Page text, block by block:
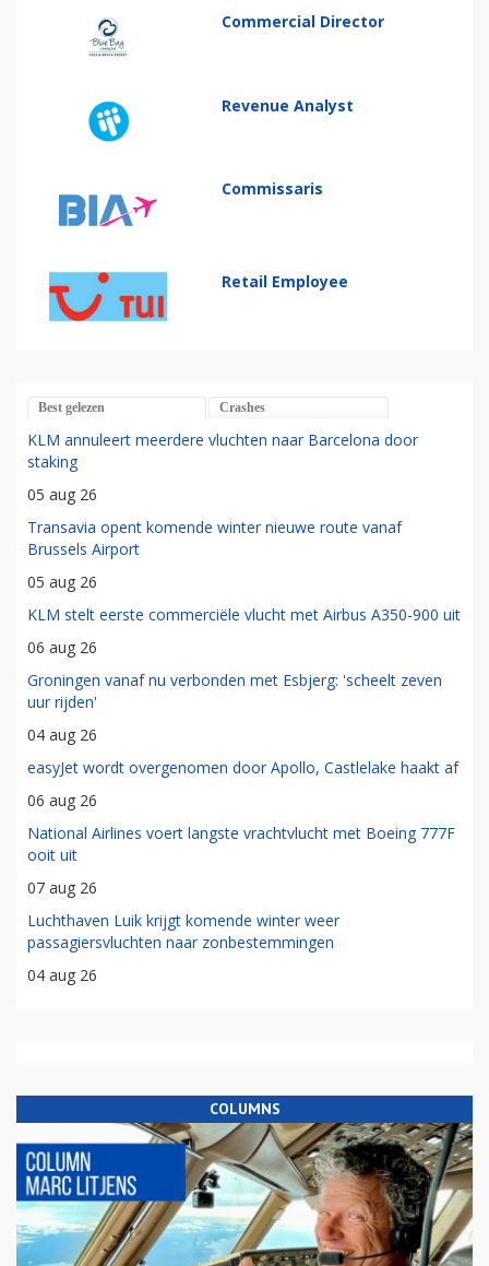
Commercial Director
Revenue Analyst
Commissaris
Retail Employee
Best gelezen Crashes
KLM annuleert meerdere vluchten naar Barcelona door
staking
05 aug 26
Transavia opent komende winter nieuwe route vanaf
Brussels Airport
05 aug 26
KLM stelt eerste commerciële vlucht met Airbus A350-900 uit
06 aug 26
Groningen vanaf nu verbonden met Esbjerg: 'scheelt zeven
uur rijden'
04 aug 26
easyJet wordt overgenomen door Apollo, Castlelake haakt af
06 aug 26
National Airlines voert langste vrachtvlucht met Boeing 777F
ooit uit
07 aug 26
Luchthaven Luik krijgt komende winter weer
passagiersvluchten naar zonbestemmingen
04 aug 26
COLUMNS